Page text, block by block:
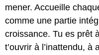
mener. Accueille
comme une partie
croissance. Tu es prêt
t’ouvrir à l’inattendu,